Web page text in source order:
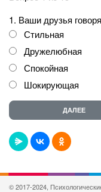
1. Ваши друзья
Стильная
Дружелюбная
Спокойная
Шокирующая
© 2017-2024,